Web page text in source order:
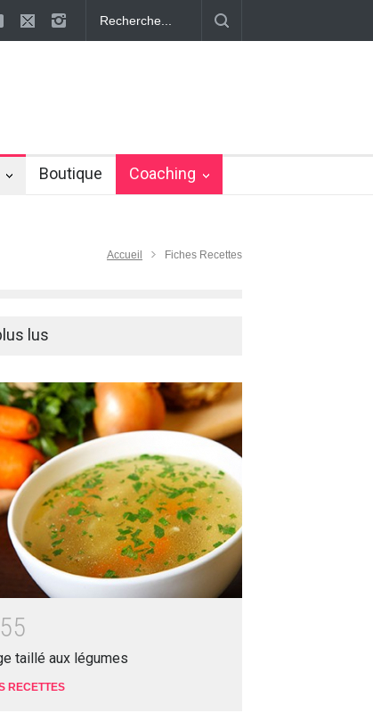
définitivement la cellulite ! La cellulite : les méthodes pour s'en
Boutique Coaching
Accueil Fiches Recettes
lus
55
taillé aux légumes
RECETTES